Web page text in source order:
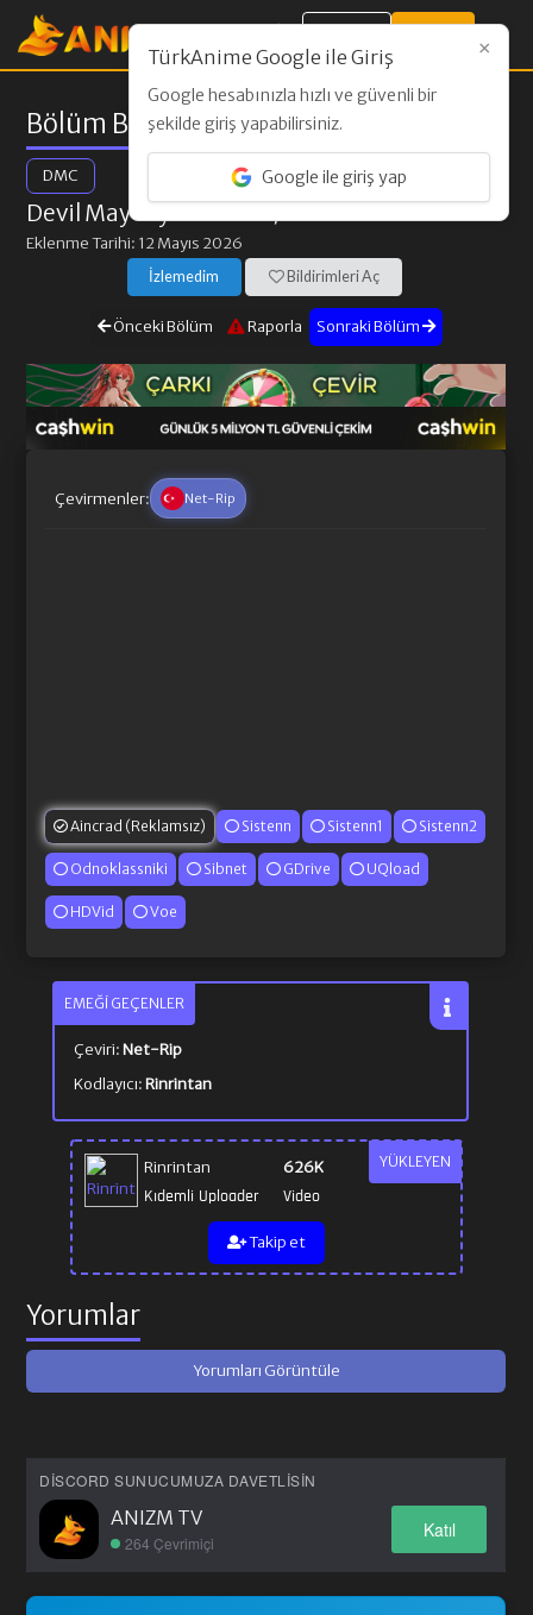
Bölüm Bilgileri
DMC
Devil May Cry Season 2/ 4. Bölüm
Eklenme Tarihi: 12 Mayıs 2026
İzlemedim Bildirimleri Aç
Önceki Bölüm Raporla Sonraki Bölüm
Çevirmenler: Net-Rip
Aincrad (Reklamsız) Sistenn Sistenn1 Sistenn2
Odnoklassniki Sibnet GDrive UQload
HDVid Voe
YÜKLEYEN
Rinrintan
Kıdemli Uploader
626K
Video
Takip et
EMEĞI GEÇENLER
Çeviri:Net-Rip
Kodlayıcı:Rinrintan
Yorumlar
Yorumları Görüntüle
DISCORD SUNUCUMUZA DAVETLISIN
ANIZM TV
264 Çevrimiçi
Katıl
×
TürkAnime Google ile Giriş
Google hesabınızla hızlı ve güvenli bir
şekilde giriş yapabilirsiniz.
Google ile giriş yap